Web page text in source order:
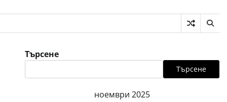
Търсене
Търсене
ноември 2025